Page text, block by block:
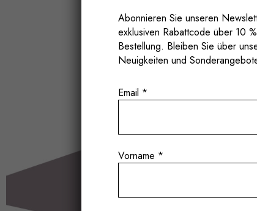
Abonnieren Sie unseren
exklusiven Rabattcode über 10
Bestellung. Bleiben Sie über
Neuigkeiten und
Email *
Vorname *